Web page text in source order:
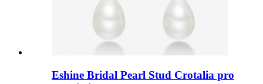
Eshine Bridal Pearl Stud Crotalia pro